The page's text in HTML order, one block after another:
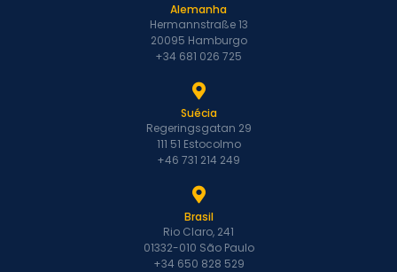
Alemanha
Hermannstraße 13
20095 Hamburgo
+34 681 026 725
Suécia
Regeringsgatan 29
111 51 Estocolmo
+46 731 214 249
Brasil
Rio Claro, 241
01332-010 São Paulo
+34 650 828 529